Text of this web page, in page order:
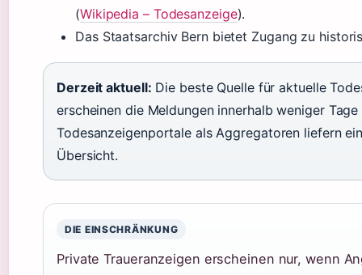
(Wikipedia – Todesanzeige).
Das Staatsarchiv Bern bietet Zugang zu
Derzeit aktuell: Die beste Quelle für aktuelle
erscheinen die Meldungen innerhalb weniger
Todesanzeigenportale als Aggregatoren liefern
Übersicht.
DIE EINSCHRÄNKUNG
Private Traueranzeigen erscheinen nur, wenn